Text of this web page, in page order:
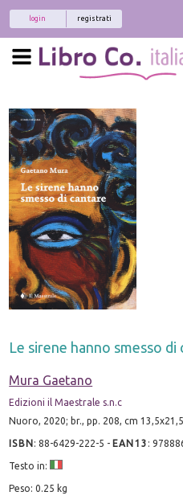
registrati
login
Le sirene hanno smesso di
Mura Gaetano
Edizioni il Maestrale s.n.c
Nuoro, 2020; br., pp. 208, cm
ISBN:88-6429-222-5 - EAN13 :
Testo in:
Peso: 0.25 kg